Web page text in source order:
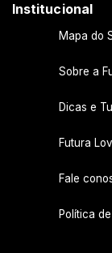
Institucional
Mapa do
Sobre a
Dicas e
Futura
Fale
Política